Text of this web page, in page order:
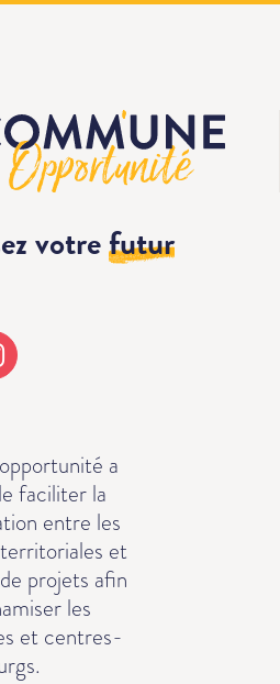
votrefutur
a
faciliter la
entre les
et
projets afin
les
et centres-